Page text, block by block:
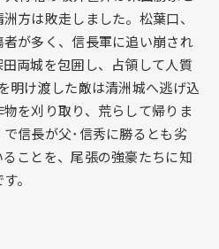
方は敗走しました。松葉口、
が多く、信長軍に追い崩され
両城を包囲し、占領して人質
明け渡した敵は清洲城へ逃げ込
を刈り取り、荒らして帰りま
信長が父･信秀に勝るとも劣
ことを、尾張の強豪たちに知
。